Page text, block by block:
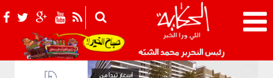
رئيس التحرير محمد الشبّه 021_2.png